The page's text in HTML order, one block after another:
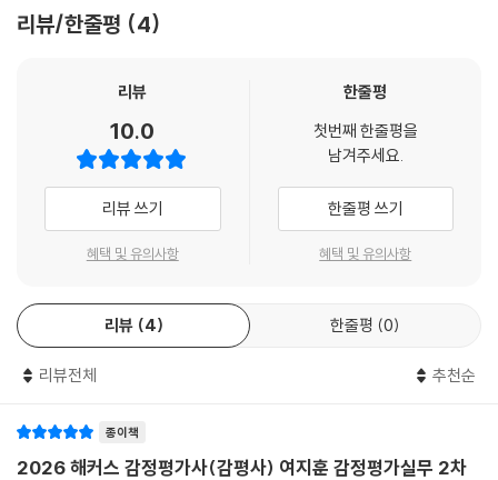
제 모범 답안!
(2) 최근 출제경향에 맞춘 간결하고, 명확한 모범 답안으로 시험에서 바로
3. 제36회부터 제1회까지 모든 감정평가실무 기출문제를 한 권으로 집대
감정평가실무 과목의 모든 기출문제를 학습하며 제37회 시험을 대비할
수 있습니다.
[해커스 감정평가사ㅣca.Hackers.com]
1. 본 교재 인강(할인쿠폰 수록)
2. 감정평가사 무료 특강
3. [특별제공] 제9회~제1회(1998~1990년) 기출문제 및 답안
리뷰/한줄평 4
리뷰
10.0
리뷰 쓰기
혜택 및 유의사항
한줄평
첫번째 한줄평을
남겨주세요.
한줄평 쓰기
혜택 및 유의사항
리뷰 4 한줄평 0
리뷰전체 추천순
종이책
2026 해커스 감정평가사(감평사) 여지훈 감정평가실무 2차